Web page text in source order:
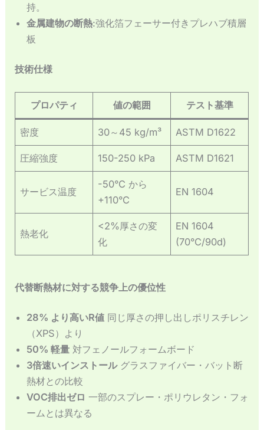
持。
金属建物の断熱:強化箔フェーサー付きプレハブ積層
板
技術仕様
プロパティ 値の範囲 テスト基準
密度 30～45 kg/m³ ASTM D1622
圧縮強度 150-250 kPa ASTM D1621
サービス温度
-50°C から
+110°C
EN 1604
熱老化
<2%厚さの変
化
EN 1604
(70°C/90d)
代替断熱材に対する競争上の優位性
28% より高いR値 同じ厚さの押し出しポリスチレン
（XPS）より
50% 軽量 対フェノールフォームボード
3倍速いインストールグラスファイバー・バット断
熱材との比較
VOC排出ゼロ 一部のスプレー・ポリウレタン・フォ
ームとは異なる